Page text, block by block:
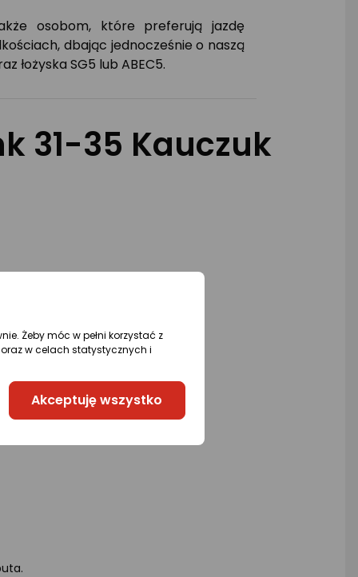
osobom, które preferują jazdę
dbając jednocześnie o naszą
łożyska SG5 lub ABEC5.
31-35 Kauczuk
Żeby móc w pełni korzystać z
w celach statystycznych i
Akceptuję wszystko